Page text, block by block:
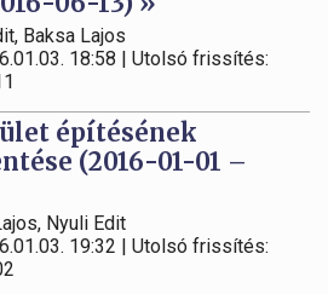
Baksa Lajos
18:58 | Utolsó frissítés:
építésének
(2016-01-01 –
Nyuli Edit
19:32 | Utolsó frissítés: